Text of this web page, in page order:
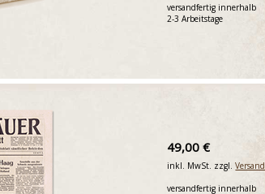
versandfertig innerhalb
2-3 Arbeitstage
49,00 €
inkl. MwSt. zzgl.Versand
versandfertig innerhalb